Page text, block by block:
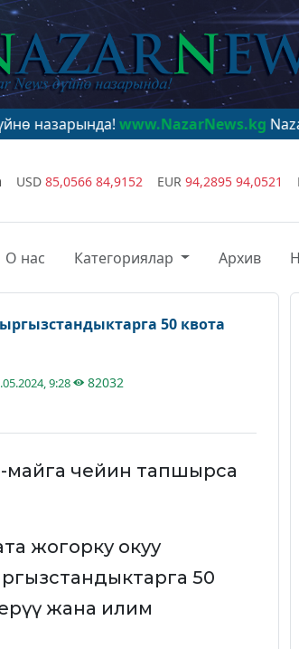
www.NazarNews.kgNazarNews - в
USD 85,0566 84,9152 EUR 94,2895 94,0521
О нас Категориялар Архив
50 квота
9:28
82032
майга чейин тапшырса
жогорку окуу
50
жана илим